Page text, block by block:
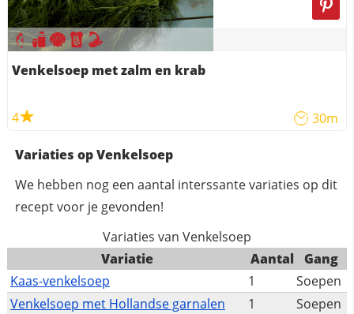
Venkelsoep met zalm en krab
4 30m
Variaties op Venkelsoep
We hebben nog een aantal interssante variaties op dit
recept voor je gevonden!
Variaties van Venkelsoep
Variatie
Aantal
Gang
Kaas-venkelsoep
1
Soepen
Venkelsoep met Hollandse garnalen
1
Soepen